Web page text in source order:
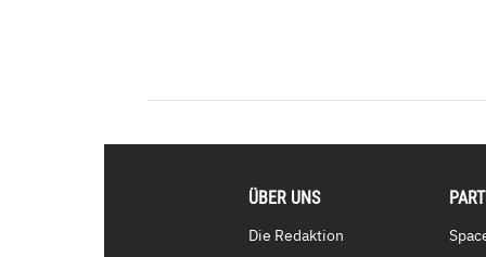
ÜBER UNS
Die Redaktion